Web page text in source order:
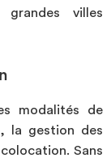
villes
modalités de
la gestion des
Sans